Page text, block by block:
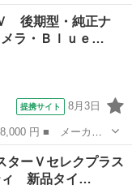
Ｅ 純正ナビ バ
バッグ ＡＢＳ オ
後期型・純正ナ
メラ・Ｂｌｕｅ…
提携サイト 8月3日
名： ２５０ＸＶ
ｌｕｅｔｏｏｔｈ接
ターＶセレクプラス
ィ 新品タイ…